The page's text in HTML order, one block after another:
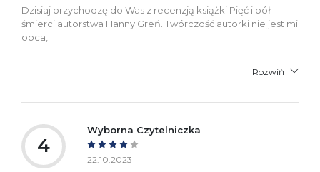
Dzisiaj przychodzę do Was z recenzją książki Pięć i pół
śmierci autorstwa Hanny Greń. Twórczość autorki nie jest mi
obca,
Rozwiń
4
Wyborna Czytelniczka
22.10.2023